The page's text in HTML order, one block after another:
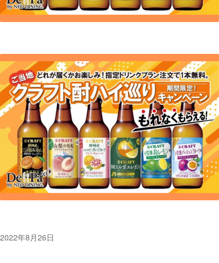
2022年8月26日